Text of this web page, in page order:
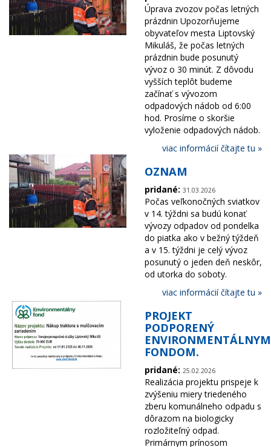
Úprava zvozov počas letných
prázdnin Upozorňujeme
obyvateľov mesta Liptovský
Mikuláš, že počas letných
prázdnin bude posunutý
vývoz o 30 minút. Z dôvodu
vyšších teplôt budeme
začínať s vývozom
odpadových nádob od 6:00
hod. Prosíme o skoršie
vyloženie odpadových nádob.
viac informácií čítajte tu »
OZNAM
pridané: 31.03.2026
Počas veľkonočných sviatkov
v 14. týždni sa budú konať
vývozy odpadov od pondelka
do piatka ako v bežný týždeň
a v 15. týždni je celý vývoz
posunutý o jeden deň neskôr,
od utorka do soboty.
viac informácií čítajte tu »
PROJEKT
PODPORENÝ
ENVIRONMENTÁLNYM
FONDOM.
pridané: 25.02.2026
Realizácia projektu prispeje k
zvýšeniu miery triedeného
zberu komunálneho odpadu s
dôrazom na biologicky
rozložiteľný odpad.
Primárnym prínosom